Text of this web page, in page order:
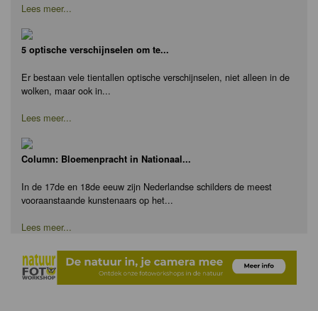
Lees meer...
5 optische verschijnselen om te...
Er bestaan vele tientallen optische verschijnselen, niet alleen in de
wolken, maar ook in...
Lees meer...
Column: Bloemenpracht in Nationaal...
In de 17de en 18de eeuw zijn Nederlandse schilders de meest
vooraanstaande kunstenaars op het...
Lees meer...